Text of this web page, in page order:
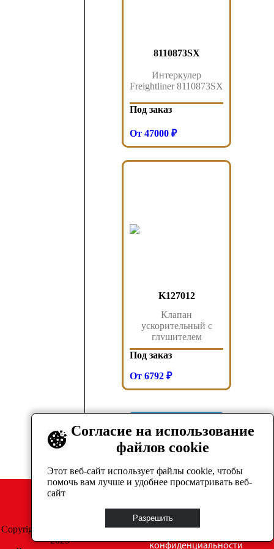
8110873SX
Интеркулер
Freightliner 8110873SX
Под заказ
От 47000 ₽
K127012
Клапан
ускорительный с
глушителем
AC574AXY KNORR
BREMSE
Под заказ
От 6792 ₽
Согласие на использование
файлов cookie
Этот веб-сайт использует файлы cookie, чтобы
помочь вам лучше и удобнее просматривать веб-
сайт
Разрешить
Copyright © GrosAuto 2019 -
2025
конфиденциальности